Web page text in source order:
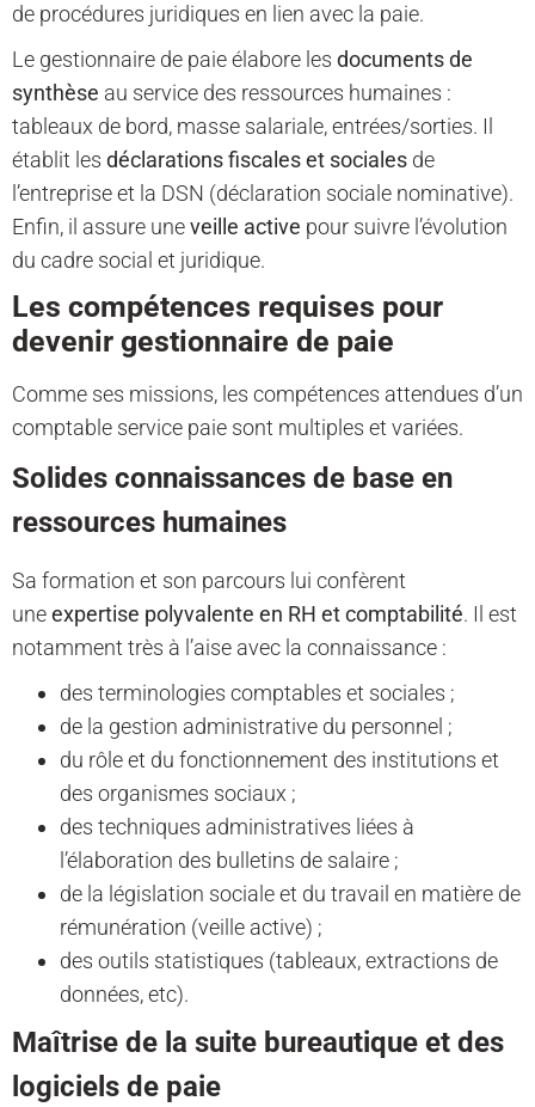
de procédures juridiques en lien avec la paie.
Le gestionnaire de paie élabore les documents de
synthèse au service des ressources humaines :
tableaux de bord, masse salariale, entrées/sorties. Il
établit les déclarations fiscales et sociales de
l’entreprise et la DSN (déclaration sociale nominative).
Enfin, il assure uneveille active pour suivre l’évolution
du cadre social et juridique.
Les compétences requises pour
devenir gestionnaire de paie
Comme ses missions, les compétences attendues d’un
comptable service paie sont multiples et variées.
Solides connaissances de base en
ressources humaines
Sa formation et son parcours lui confèrent
uneexpertise polyvalente en RH et comptabilité. Il est
notamment très à l’aise avec la connaissance :
des terminologies comptables et sociales ;
de la gestion administrative du personnel ;
du rôle et du fonctionnement des institutions et
des organismes sociaux ;
des techniques administratives liées à
l’élaboration des bulletins de salaire ;
de la législation sociale et du travail en matière de
rémunération (veille active) ;
des outils statistiques (tableaux, extractions de
données, etc).
Maîtrise de la suite bureautique et des
logiciels de paie